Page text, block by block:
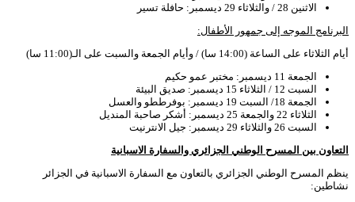
الاثنين 28 / والثلاثاء 29 ديسمبر: حافلة تسير
البرنامج الموجه إلى جمهور الأطفال:
أيام الثلاثاء على الساعة (14:00 سا) / وأيام الجمعة والسبت على الـ(11:00 سا)
الجمعة 11 ديسمبر: مختبر عمو حكيم
السبت 12 / الثلاثاء 15 ديسمبر: صديق البيئة
الجمعة 18/ السبت 19 ديسمبر: بوفرططو والعسل
الثلاثاء 22 والجمعة 25 ديسمبر: أشكر صاحبة المنديل
السبت 26 والثلاثاء 29 ديسمبر: جيل الانترنيت
التعاون بين المسرح الوطني الجزائري والسفارة الاسبانية
ينظم المسرح الوطني الجزائري بالتعاون مع السفارة الاسبانية في الجزائر
نشاطين: